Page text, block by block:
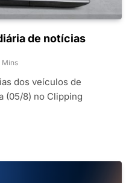
de notícias
Mins
dos veículos de
(05/8) no Clipping